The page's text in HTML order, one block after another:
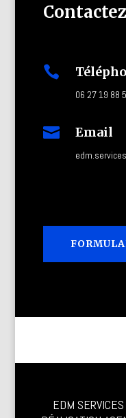

06 27 19 88
 Email
EDM